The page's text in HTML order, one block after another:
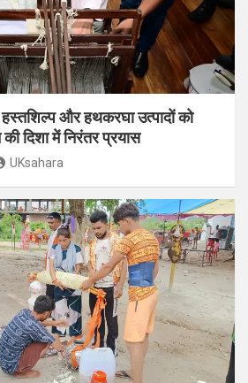
और हथकरघा उत्पादों को
की दिशा में निरंतर प्रयास
UKsahara